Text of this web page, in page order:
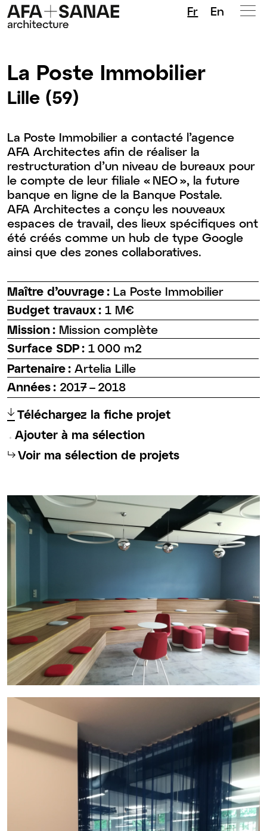
Fr En
La Poste Immobilier
Lille (59)
La Poste Immobilier a contacté l’agence
AFA Architectes afin de réaliser la
restructuration d’un niveau de bureaux pour
le compte de leur filiale « NEO », la future
banque en ligne de la Banque Postale.
AFA Architectes a conçu les nouveaux
espaces de travail, des lieux spécifiques ont
été créés comme un hub de type Google
ainsi que des zones collaboratives.
Maître d’ouvrage :La Poste Immobilier
Budget travaux :1 M€
Mission :Mission complète
Surface SDP :1 000 m2
Partenaire :Artelia Lille
Années :2017 – 2018
↑ Téléchargez la fiche projet
Ajouter à ma sélection
⮡Voir ma sélection de projets